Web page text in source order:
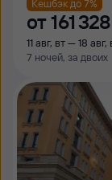
Кешбэк до 7%
от 161
11 авг, вт — 18 авг,
7 ночей, за двоих